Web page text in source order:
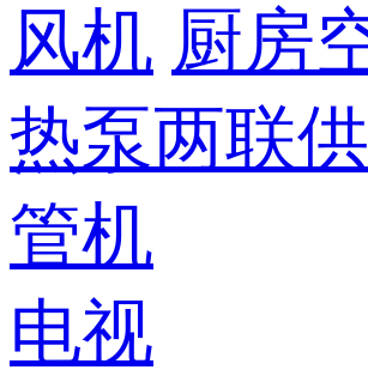
风机 厨房
热泵两联供
管机
电视